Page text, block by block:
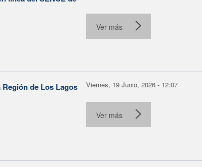
Ver más
de Los Lagos Viernes, 19 Junio, 2026 - 12:07
Ver más